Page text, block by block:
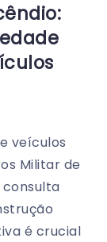
veículos
Militar de
consulta
é crucial